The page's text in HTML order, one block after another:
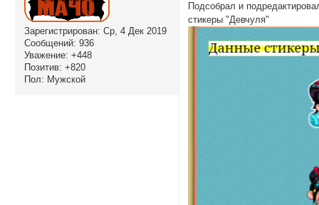
Зарегистрирован: Ср, 4 Дек 2019
Сообщений: 936
Уважение: +448
Позитив: +820
Пол: Мужской
Подсобрал и
стикеры "Девчуля"